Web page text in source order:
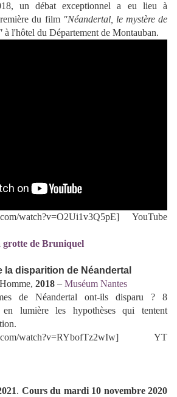
un débat exceptionnel a eu lieu à
du film "Néandertal, le mystère de
à l'hôtel du Département de Montauban.
watch?v=O2Ui1v3Q5pE] YouTube
grotte de Bruniquel
la disparition de Néandertal
2018 – Muséum Nantes
de Néandertal ont-ils disparu ? 8
en lumière les hypothèses qui tentent
watch?v=RYbofTz2wIw] YT
. Cours du mardi 10 novembre 2020